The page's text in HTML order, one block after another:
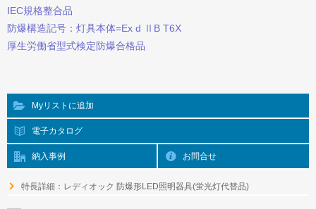
IEC規格整合品
防爆構造記号：灯具本体=Ex d ⅡB T6X
厚生労働省型式検定防爆合格品
Myリストに追加
電子カタログ
納入事例 お問合せ
特長詳細：レディオック 防爆形LED照明器具(蛍光灯代替品)